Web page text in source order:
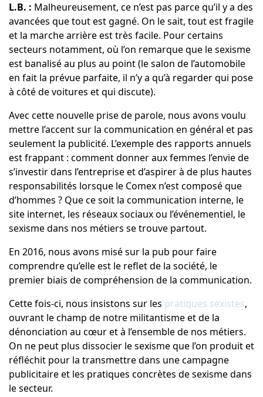
L.B. : Malheureusement, ce n’est pas parce qu’il y a des
avancées que tout est gagné. On le sait, tout est fragile
et la marche arrière est très facile. Pour certains
secteurs notamment, où l’on remarque que le sexisme
est banalisé au plus au point (le salon de l’automobile
en fait la prévue parfaite, il n’y a qu’à regarder qui pose
à côté de voitures et qui discute).
Avec cette nouvelle prise de parole, nous avons voulu
mettre l’accent sur la communication en général et pas
seulement la publicité. L’exemple des rapports annuels
est frappant : comment donner aux femmes l’envie de
s’investir dans l’entreprise et d’aspirer à de plus hautes
responsabilités lorsque le Comex n’est composé que
d’hommes ? Que ce soit la communication interne, le
site internet, les réseaux sociaux ou l’événementiel, le
sexisme dans nos métiers se trouve partout.
En 2016, nous avons misé sur la pub pour faire
comprendre qu’elle est le reflet de la société, le
premier biais de compréhension de la communication.
Cette fois-ci, nous insistons sur les pratiques sexistes,
ouvrant le champ de notre militantisme et de la
dénonciation au cœur et à l’ensemble de nos métiers.
On ne peut plus dissocier le sexisme que l’on produit et
réfléchit pour la transmettre dans une campagne
publicitaire et les pratiques concrètes de sexisme dans
le secteur.